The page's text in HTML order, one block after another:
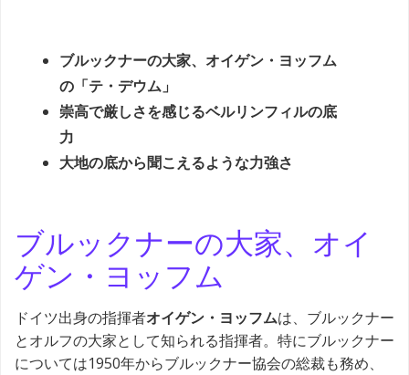
ブルックナーの大家、オイゲン・ヨッフム
の「テ・デウム」
崇高で厳しさを感じるベルリンフィルの底
力
大地の底から聞こえるような力強さ
ブルックナーの大家、オイ
ゲン・ヨッフム
ドイツ出身の指揮者オイゲン・ヨッフムは、ブルックナー
とオルフの大家として知られる指揮者。特にブルックナー
については1950年からブルックナー協会の総裁も務め、